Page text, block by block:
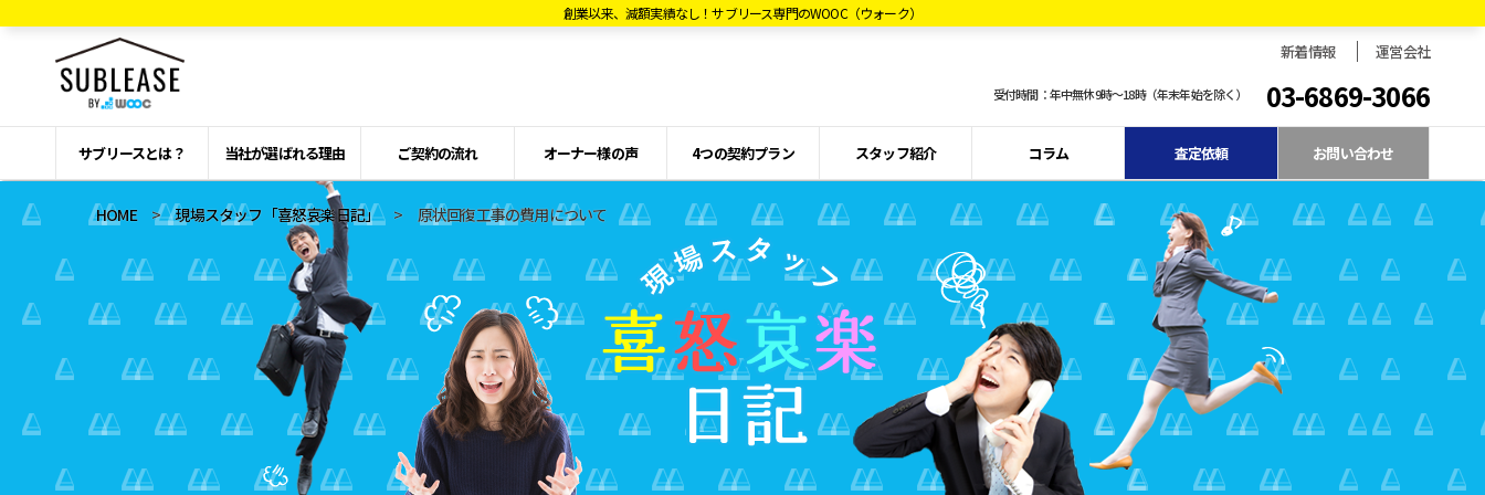
創業以来、減額実績なし！サブリース専門のWOOC（ウォーク）
新着情報 運営会社
受付時間：年中無休9時〜18時（年末年始を除く） 03-6869-3066
サブリースとは？ 当社が選ばれる理由 ご契約の流れ オーナー様の声 4つの契約プラン スタッフ紹介 コラム 査定依頼 お問い合わせ
HOME>現場スタッフ「喜怒哀楽日記」> 原状回復工事の費用について